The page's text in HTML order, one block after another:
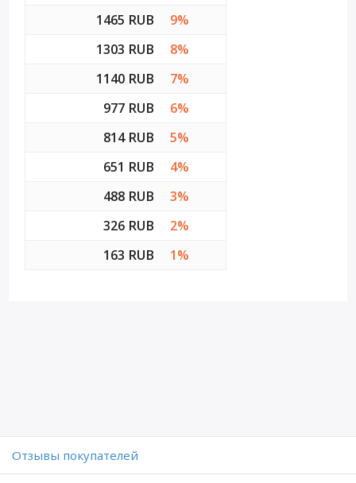
1465 RUB
9%
1303 RUB
8%
1140 RUB
7%
977 RUB
6%
814 RUB
5%
651 RUB
4%
488 RUB
3%
326 RUB
2%
163 RUB
1%
Отзывы покупателей